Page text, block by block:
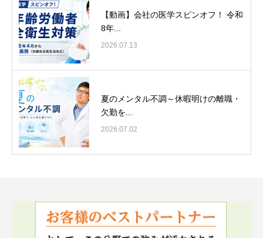
【動画】会社の医学スピンオフ！ 令和
8年...
2026.07.13
夏のメンタル不調～休暇明けの離職・
欠勤を...
2026.07.02